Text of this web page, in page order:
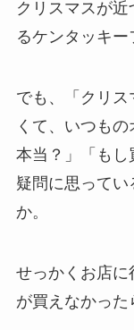
クリスマスが
るケンタッキー
でも、「クリ
くて、いつも
本当？」「もし
疑問に思ってい
か。
せっかくお店に
が買えなかった